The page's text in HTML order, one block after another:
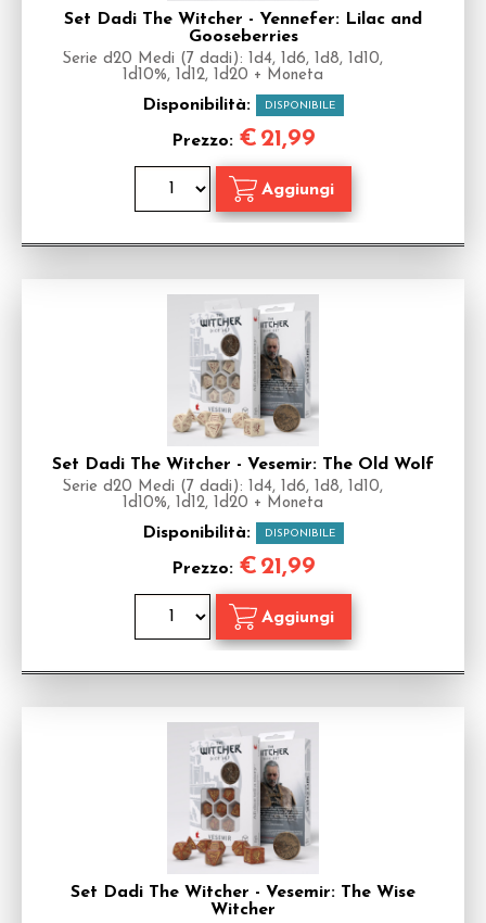
Set Dadi The Witcher - Yennefer: Lilac and
Gooseberries
Serie d20 Medi (7 dadi): 1d4, 1d6, 1d8, 1d10,
1d10%, 1d12, 1d20 + Moneta
Disponibilità: DISPONIBILE
Prezzo: € 21,99
Set Dadi The Witcher - Vesemir: The Old Wolf
Serie d20 Medi (7 dadi): 1d4, 1d6, 1d8, 1d10,
1d10%, 1d12, 1d20 + Moneta
Disponibilità: DISPONIBILE
Prezzo: € 21,99
Set Dadi The Witcher - Vesemir: The Wise
Witcher